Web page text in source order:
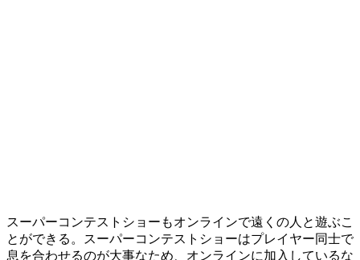
スーパーコンテストショーもオンラインで遠くの人と遊ぶこ
とができる。スーパーコンテストショーはプレイヤー同士で
息を合わせるのが大事なため、オンラインに加入しているな